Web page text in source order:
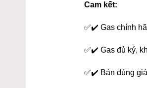
Cam kết:
✅✔️ Gas chính
✅✔️ Gas đủ ký,
✅✔️ Bán đúng